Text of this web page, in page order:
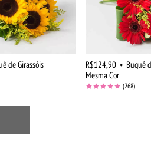
de Girassóis R$124,90 • Buquê
Mesma Cor
(268)